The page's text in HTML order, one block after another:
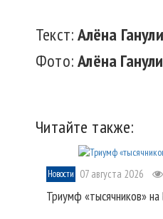
Текст:Алёна
Фото:Алёна
Читайте также:
Новости 07 августа 2026
Триумф «тысячников»